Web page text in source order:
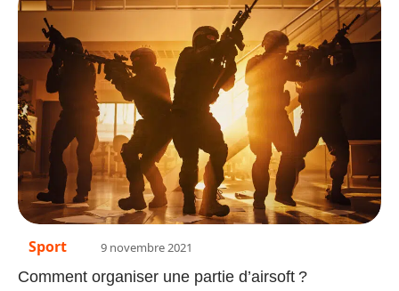
Sport 9 novembre 2021
Comment organiser une partie d’airsoft ?